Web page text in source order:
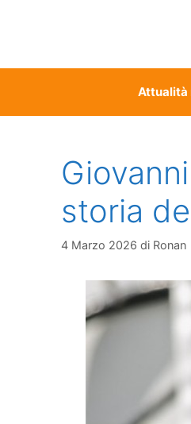
Attualità
storia
4 Marzo 2026 di Ronan